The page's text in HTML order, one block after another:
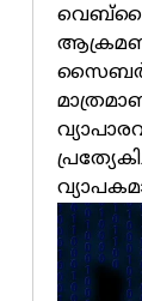
സൈബര്‍